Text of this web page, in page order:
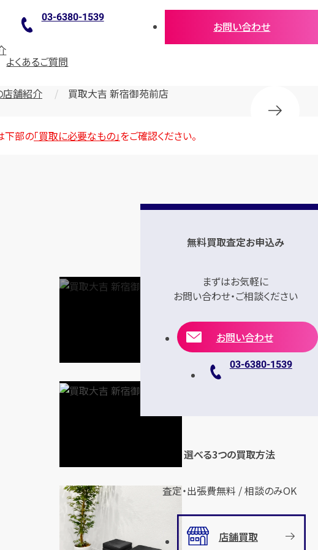
03-6380-1539
お問い合わせ
よくあるご質問
店舗紹介 買取大吉 新宿御苑前店
下部の「買取に必要なもの」をご確認ください。
無料買取査定お申込み
まずはお気軽に
お問い合わせ・ご相談ください
お問い合わせ
03-6380-1539
選べる3つの買取方法
査定・出張費無料 / 相談のみOK
店舗買取